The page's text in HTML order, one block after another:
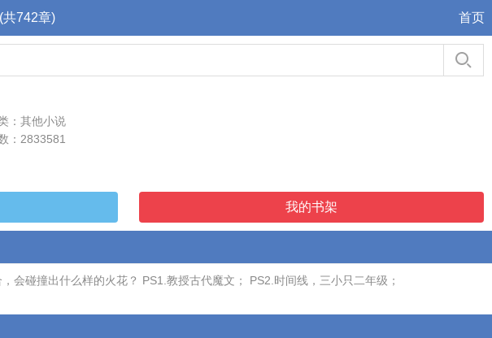
共742章) 首页
：其他小说
：2833581
我的书架
碰撞出什么样的火花？ PS1.教授古代魔文； PS2.时间线，三小只二年级；